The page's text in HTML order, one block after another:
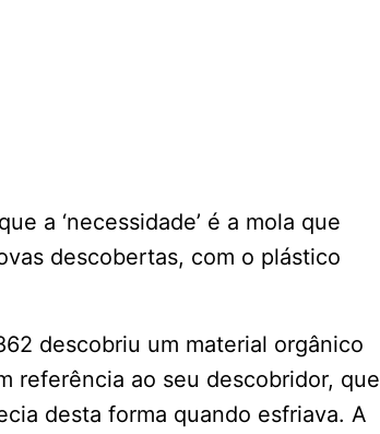
a ‘necessidade’ é a mola que
descobertas, com o plástico
descobriu um material orgânico
referência ao seu descobridor, que
desta forma quando esfriava. A